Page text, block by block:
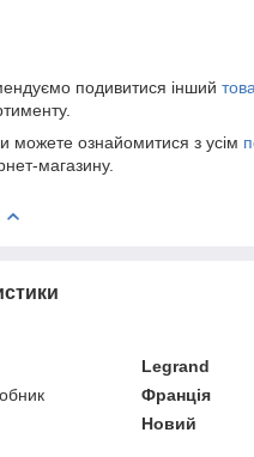
подивитися інший
можете ознайомитися з усім
магазину.
Legrand
Франція
Новий